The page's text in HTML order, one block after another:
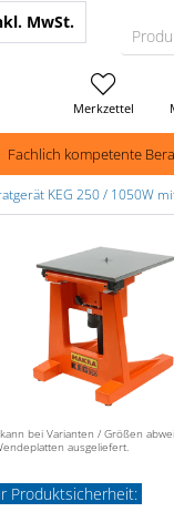
Fachlich kompetente
Merkzettel
MwSt.
KEG 250 / 1050W
bei Varianten / Größen
ausgeliefert.
Produktsicherheit: